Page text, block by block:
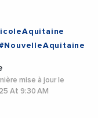
mise à jour le
At 9:30 AM